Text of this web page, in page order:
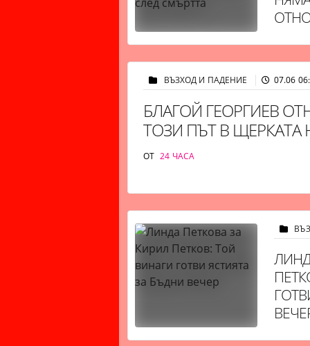
ВЪЗХОД И ПАДЕНИЕ 07.06
БЛАГОЙ ГЕОРГИЕВ
ТОЗИ ПЪТ В ЩЕРКАТА
ОТ 24 ЧАСА